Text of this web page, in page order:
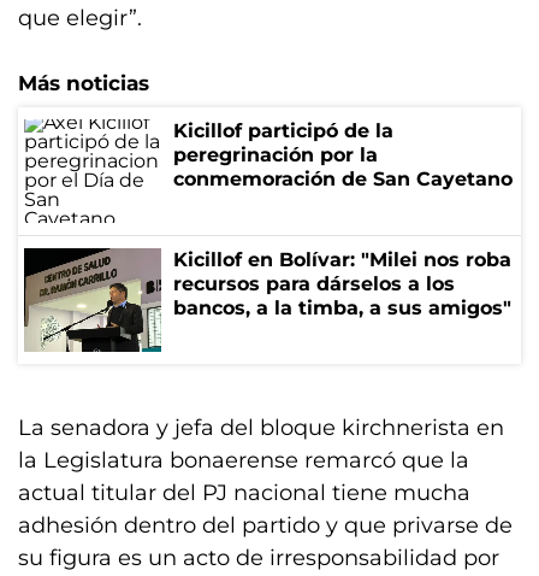
que elegir”.
Más noticias
Kicillof participó de la
peregrinación por la
conmemoración de San Cayetano
Kicillof en Bolívar: "Milei nos roba
recursos para dárselos a los
bancos, a la timba, a sus amigos"
La senadora y jefa del bloque kirchnerista en
la Legislatura bonaerense remarcó que la
actual titular del PJ nacional tiene mucha
adhesión dentro del partido y que privarse de
su figura es un acto de irresponsabilidad por